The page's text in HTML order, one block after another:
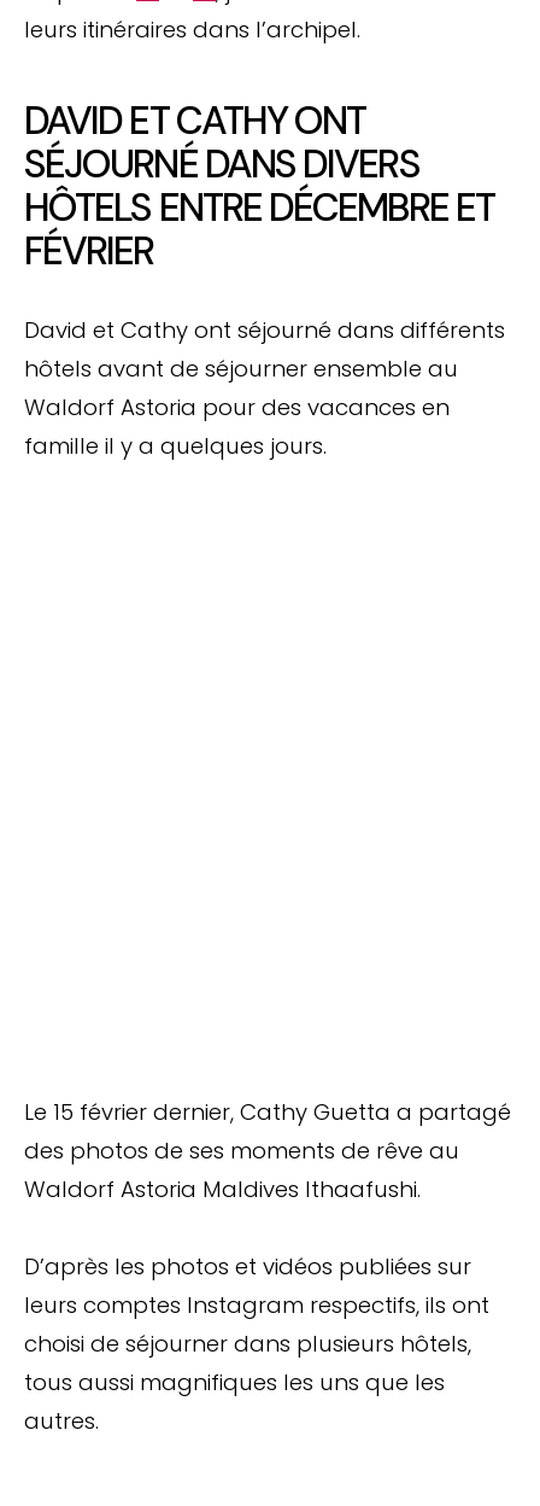
leurs itinéraires dans l’archipel.
DAVID ET CATHY ONT
SÉJOURNÉ DANS DIVERS
HÔTELS ENTRE DÉCEMBRE ET
FÉVRIER
David et Cathy ont séjourné dans différents
hôtels avant de séjourner ensemble au
Waldorf Astoria pour des vacances en
famille il y a quelques jours.
Le 15 février dernier, Cathy Guetta a partagé
des photos de ses moments de rêve au
Waldorf Astoria Maldives Ithaafushi.
D’après les photos et vidéos publiées sur
leurs comptes Instagram respectifs, ils ont
choisi de séjourner dans plusieurs hôtels,
tous aussi magnifiques les uns que les
autres.